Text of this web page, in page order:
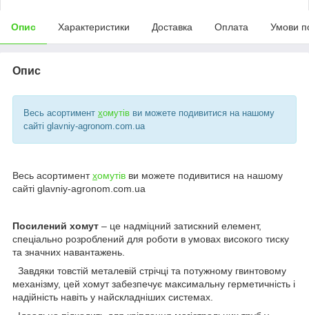
Опис Характеристики Доставка Оплата Умови
Опис
Весь асортимент хомутів ви можете подивитися на нашому
сайті glavniy-agronom.com.ua
Весь асортиментхомутів ви можете подивитися на нашому
сайті glavniy-agronom.com.ua
Посилений хомут – це надміцний затискний елемент,
спеціально розроблений для роботи в умовах високого тиску
та значних навантажень.
Завдяки товстій металевій стрічці та потужному гвинтовому
механізму, цей хомут забезпечує максимальну герметичність і
надійність навіть у найскладніших системах.